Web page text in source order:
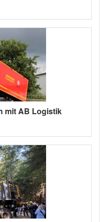
mit AB Logistik